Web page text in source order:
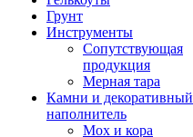
Грунт
Инструменты
Сопутствующая
продукция
Мерная тара
Камни и декоративный
наполнитель
Мох и кора